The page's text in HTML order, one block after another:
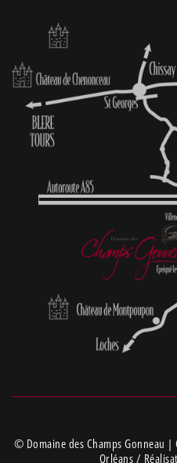
© Domaine des Champs Gonneau |
Orléans /